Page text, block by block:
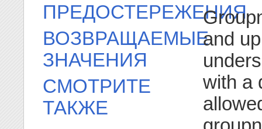
and
with a
ПРЕДОСТЕРЕЖЕНИЯ
ВОЗВРАЩАЕМЫЕ
ЗНАЧЕНИЯ
СМОТРИТЕ
ТАКЖЕ